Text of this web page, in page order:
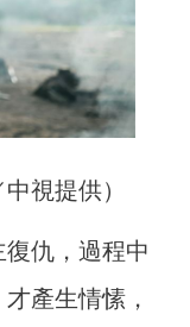
視提供）
復仇，過程中
產生情愫，